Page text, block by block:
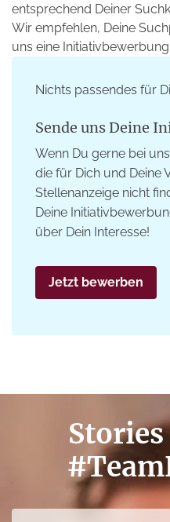
entsprechend Deiner
Wir empfehlen, Deine
uns eine
Nichts passendes für
Sende uns Deine
Wenn Du gerne bei
die für Dich und Deine
Stellenanzeige nicht
Deine
über Dein Interesse!
Jetzt bewerben
Stories